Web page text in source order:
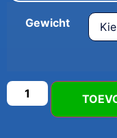
Gewicht